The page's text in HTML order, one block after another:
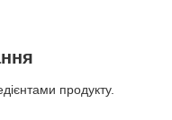
продукту.